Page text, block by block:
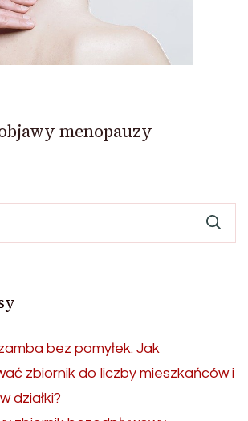
menopauzy
bez pomyłek. Jak
zbiornik do liczby mieszkańców i
działki?